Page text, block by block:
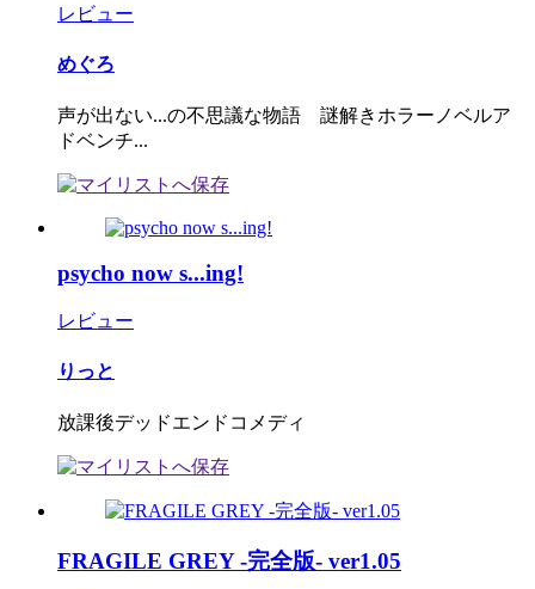
レビュー
めぐろ
声が出ない...の不思議な物語 謎解きホラーノベルア
ドベンチ...
psycho now s...ing!
レビュー
りっと
放課後デッドエンドコメディ
FRAGILE GREY -完全版- ver1.05